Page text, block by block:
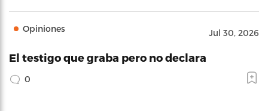
Opiniones Jul 30, 2026
El testigo que graba pero no declara
0